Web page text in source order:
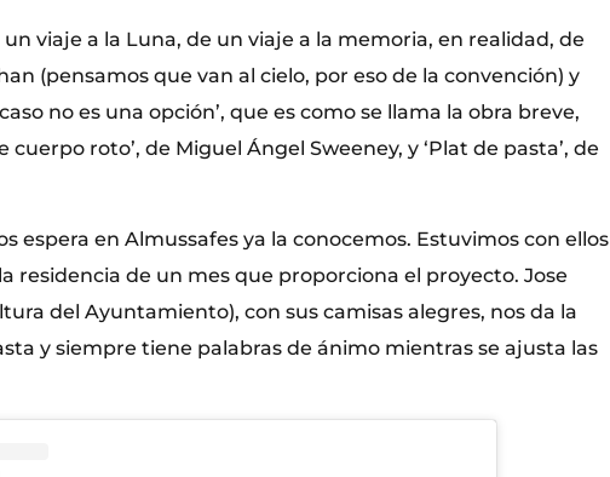
viaje a la Luna, de un viaje a la memoria, en realidad, de
(pensamos que van al cielo, por eso de la convención) y
no es una opción’, que es como se llama la obra breve,
roto’, de Miguel Ángel Sweeney, y ‘Plat de pasta’, de
espera en Almussafes ya la conocemos. Estuvimos con ellos
residencia de un mes que proporciona el proyecto. Jose
del Ayuntamiento), con sus camisas alegres, nos da la
y siempre tiene palabras de ánimo mientras se ajusta las